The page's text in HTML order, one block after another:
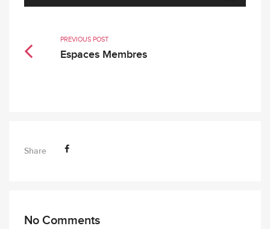
PREVIOUS POST
Espaces Membres
Share
No Comments